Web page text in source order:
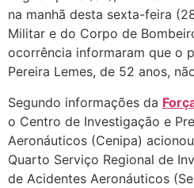
na manhã desta sexta-feira
Militar e do Corpo de
ocorrência informaram que o
Pereira Lemes, de 52 anos,
Segundo informações da
o Centro de Investigação e
Aeronáuticos (Cenipa)
Quarto Serviço Regional de
de Acidentes Aeronáuticos